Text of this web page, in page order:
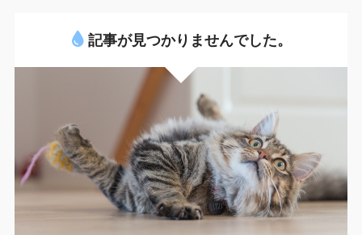
記事が見つかりませんでした。